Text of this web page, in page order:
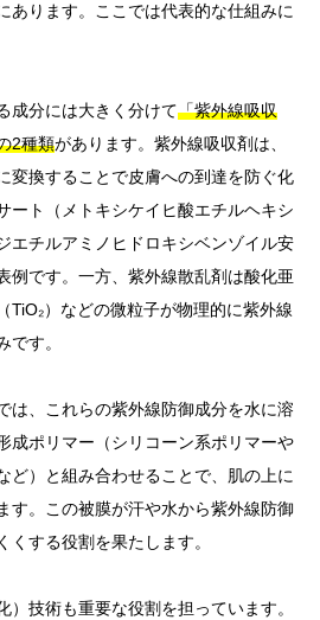
あります。ここでは代表的な仕組みに
成分には大きく分けて「紫外線吸収
2種類があります。紫外線吸収剤は、
変換することで皮膚への到達を防ぐ化
ート（メトキシケイヒ酸エチルヘキシ
エチルアミノヒドロキシベンゾイル安
例です。一方、紫外線散乱剤は酸化亜
TiO₂）などの微粒子が物理的に紫外線
です。
は、これらの紫外線防御成分を水に溶
成ポリマー（シリコーン系ポリマーや
ど）と組み合わせることで、肌の上に
す。この被膜が汗や水から紫外線防御
くする役割を果たします。
）技術も重要な役割を担っています。